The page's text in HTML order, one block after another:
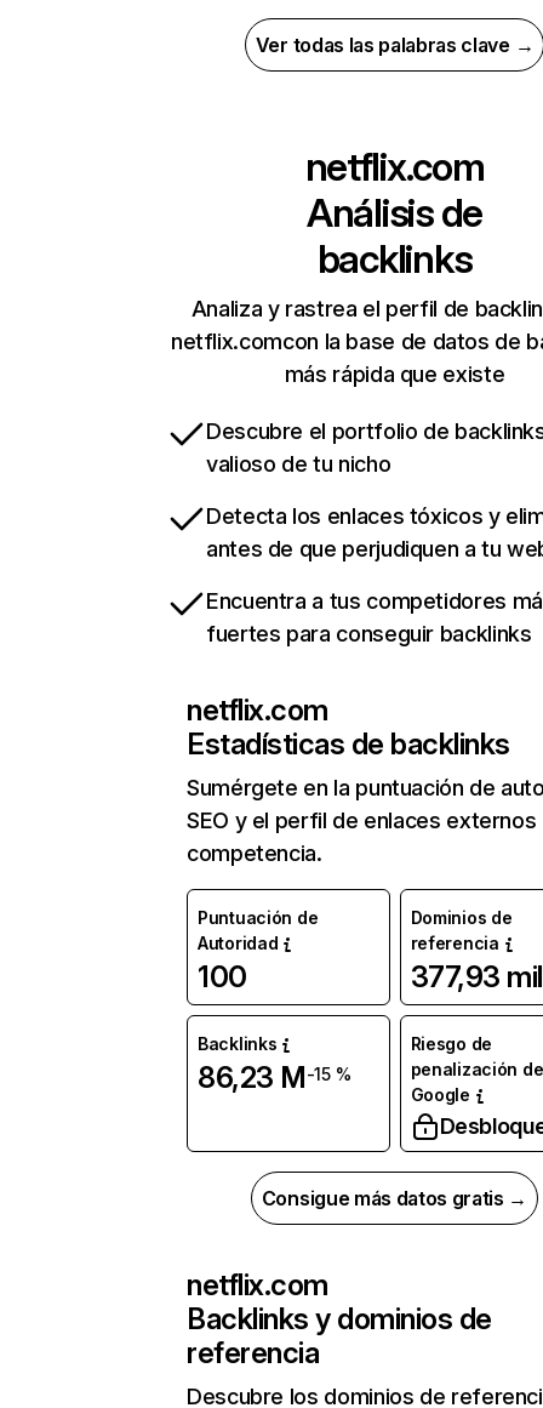
Ver todas las palabras clave →
netflix.com
Análisis de
backlinks
Analiza y rastrea el perfil de
netflix.comcon la base de datos de
más rápida que existe
Descubre el portfolio de
valioso de tu nicho
Detecta los enlaces tóxicos y
antes de que perjudiquen a tu
Encuentra a tus competidores
fuertes para conseguir backlinks
netflix.com
Estadísticas de backlinks
Sumérgete en la puntuación de
SEO y el perfil de enlaces externos
competencia.
Puntuación de
Autoridad
100
Dominios de
referencia
377,93 mil
Backlinks
86,23 M-15 %
Riesgo de
penalización de
Google
Consigue más datos gratis →
netflix.com
Backlinks y dominios de
referencia
Descubre los dominios de